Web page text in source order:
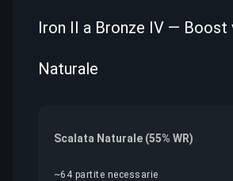
Iron II a Bronze IV — Boost
Naturale
Scalata Naturale (55% WR)
~64 partite necessarie